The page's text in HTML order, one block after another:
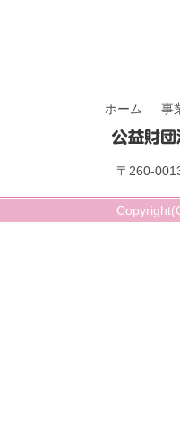
ホーム 事
〒260-